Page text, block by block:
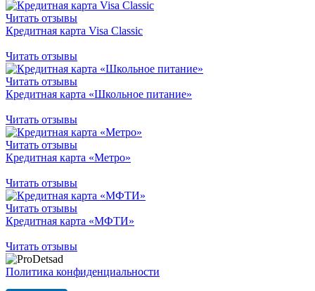
Читать отзывы
Кредитная карта Visa Classic
Читать отзывы
Читать отзывы
Кредитная карта «Школьное питание»
Читать отзывы
Читать отзывы
Кредитная карта «Метро»
Читать отзывы
Читать отзывы
Кредитная карта «МФТИ»
Читать отзывы
Политика конфиденциальности